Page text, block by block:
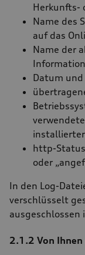
Herkunfts-
Name des
auf das
Name der
Datum und
installierter
http-
oder
In den Log-
verschlüsselt
ausgeschlossen
2.1.2 Von Ihnen